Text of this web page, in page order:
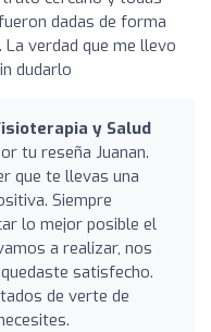
dadas de forma
verdad que me llevo
dudarlo
y Salud
tu reseña Juanan.
que te llevas una
Siempre
lo mejor posible el
a realizar, nos
satisfecho.
de verte de